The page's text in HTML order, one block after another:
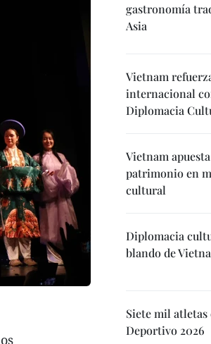
gastronomía
Asia
Vietnam
internacional
Diplomacia
Vietnam
patrimonio en
cultural
Diplomacia
blando de
Siete mil
Deportivo 2026